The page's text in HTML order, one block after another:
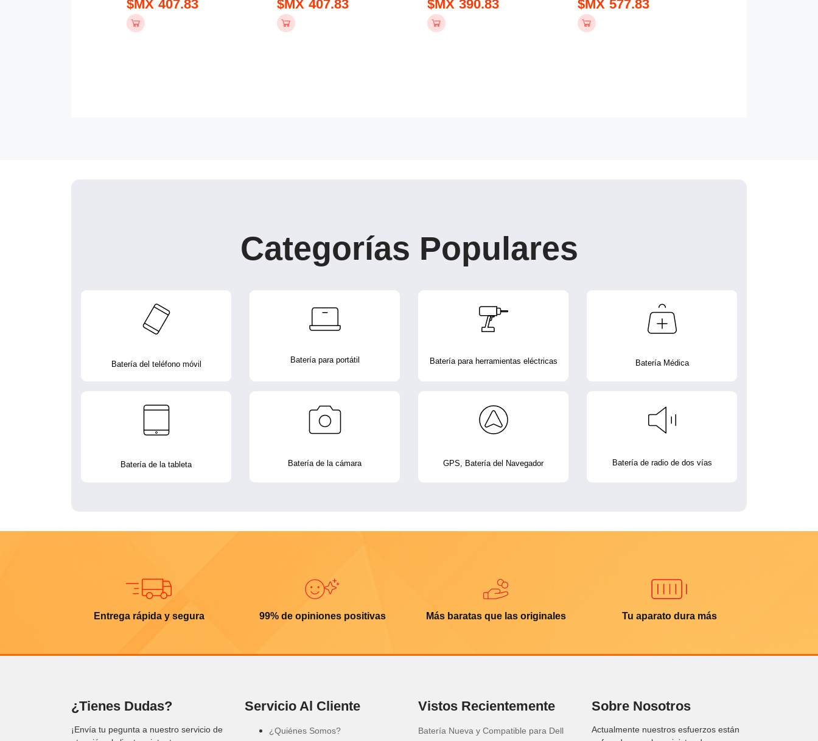
$MX 407.83 $MX 407.83 $MX 390.83 $MX 577.83
Categorías Populares
Batería del teléfono móvil Batería para portátil Batería para herramientas eléctricas Batería Médica
Batería de la tableta Batería de la cámara GPS, Batería del Navegador Batería de radio de dos vías
Entrega rápida y segura 99% de opiniones positivas Más baratas que las originales Tu aparato dura más
¿Tienes Dudas?
¡Envía tu pegunta a nuestro servicio de
Servicio Al Cliente
¿Quiénes Somos?
Vistos Recientemente
Batería Nueva y Compatible para Dell
Sobre Nosotros
Actualmente nuestros esfuerzos están